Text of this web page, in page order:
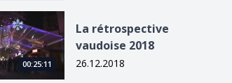
vaudoise 2018
00:25:11
La rétrospective
vaudoise 2018
26.12.2018